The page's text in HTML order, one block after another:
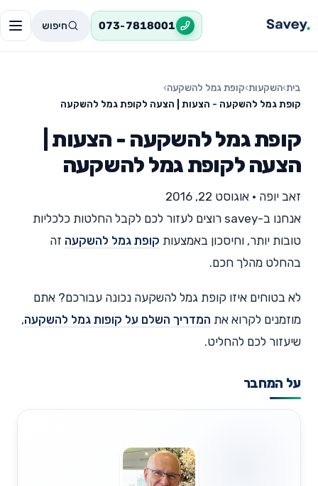
073-7818001 חיפוש
בית›השקעות›קופת גמל להשקעה›
קופת גמל להשקעה - הצעות | הצעה לקופת גמל להשקעה
קופת גמל להשקעה - הצעות |
הצעה לקופת גמל להשקעה
זאב יופה • אוגוסט 22, 2016
אנחנו ב-savey רוצים לעזור לכם לקבל החלטות כלכליות
טובות יותר, וחיסכון באמצעות קופת גמל להשקעה זה
בהחלט מהלך חכם.
לא בטוחים איזו קופת גמל להשקעה נכונה עבורכם? אתם
מוזמנים לקרוא את המדריך השלם על קופות גמל להשקעה,
שיעזור לכם להחליט.
על המחבר